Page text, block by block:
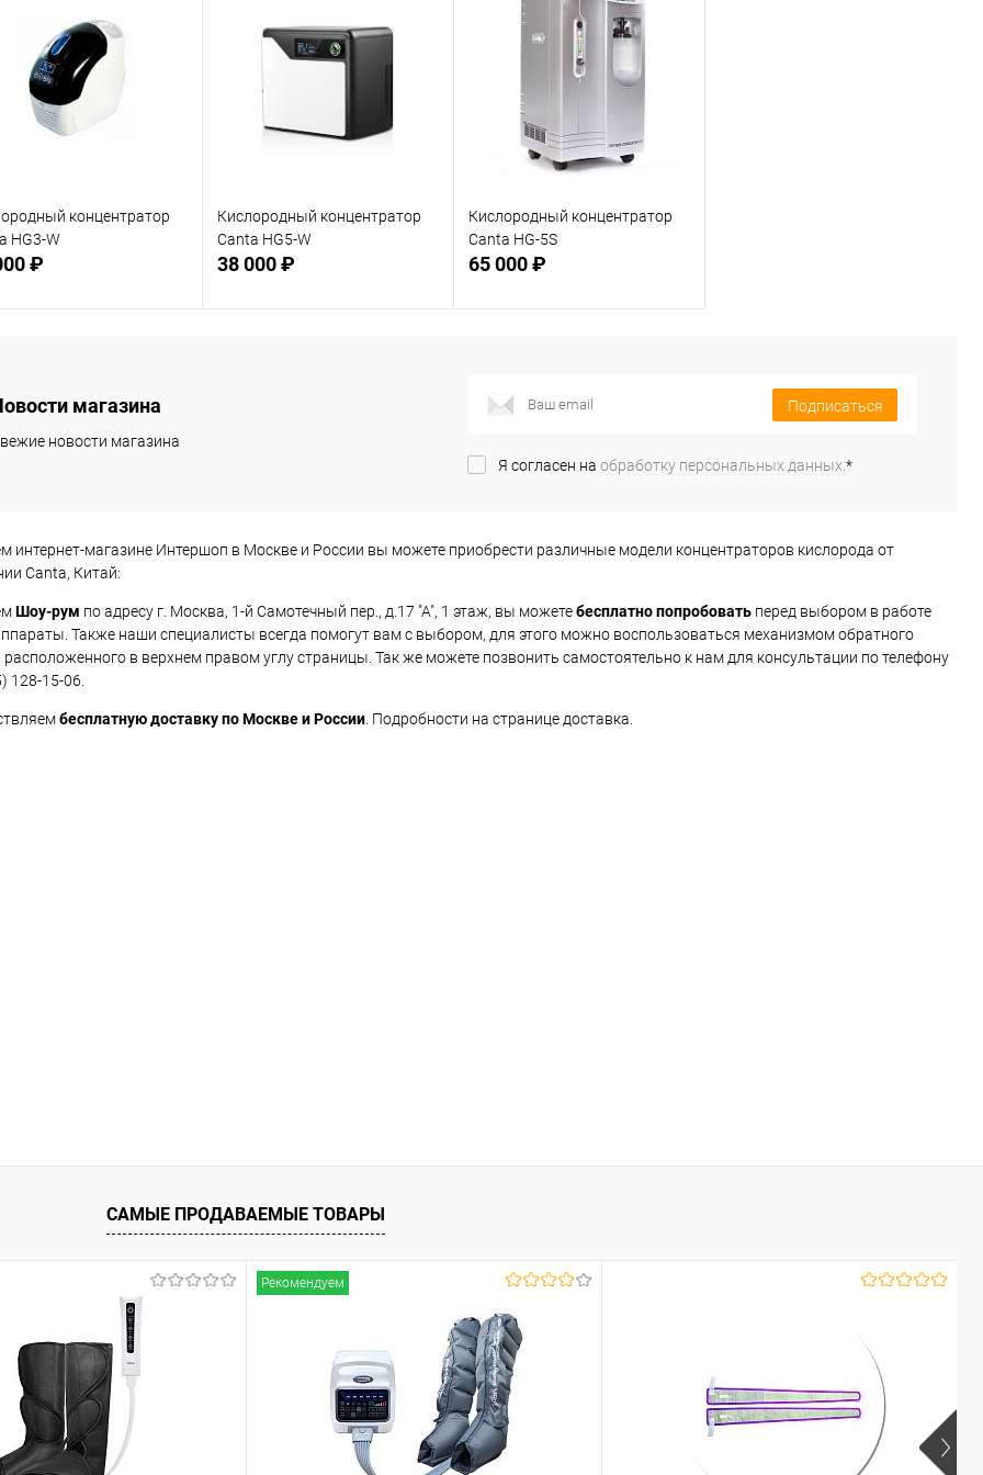
концентратор
HG3-W
₽
Кислородный концентратор
Canta HG5-W
38 000 ₽
Кислородный концентратор
Canta HG-5S
65 000 ₽
В избранное
магазина
новости магазина
Подписаться
Я согласен на обработку персональных данных. *
интернет-магазине Интершоп в Москве и России вы можете приобрести различные модели концентраторов кислорода от
Canta, Китай:
Шоу-рум по адресу г. Москва, 1-й Самотечный пер., д.17 "А", 1 этаж, вы можетебесплатно попробовать перед выбором в работе
Также наши специалисты всегда помогут вам с выбором, для этого можно воспользоваться механизмом обратного
расположенного в верхнем правом углу страницы. Так же можете позвонить самостоятельно к нам для консультации по телефону
128-15-06.
бесплатную доставку по Москве и России. Подробности на странице доставка.
САМЫЕ ПРОДАВАЕМЫЕ ТОВАРЫ
Рекомендуем